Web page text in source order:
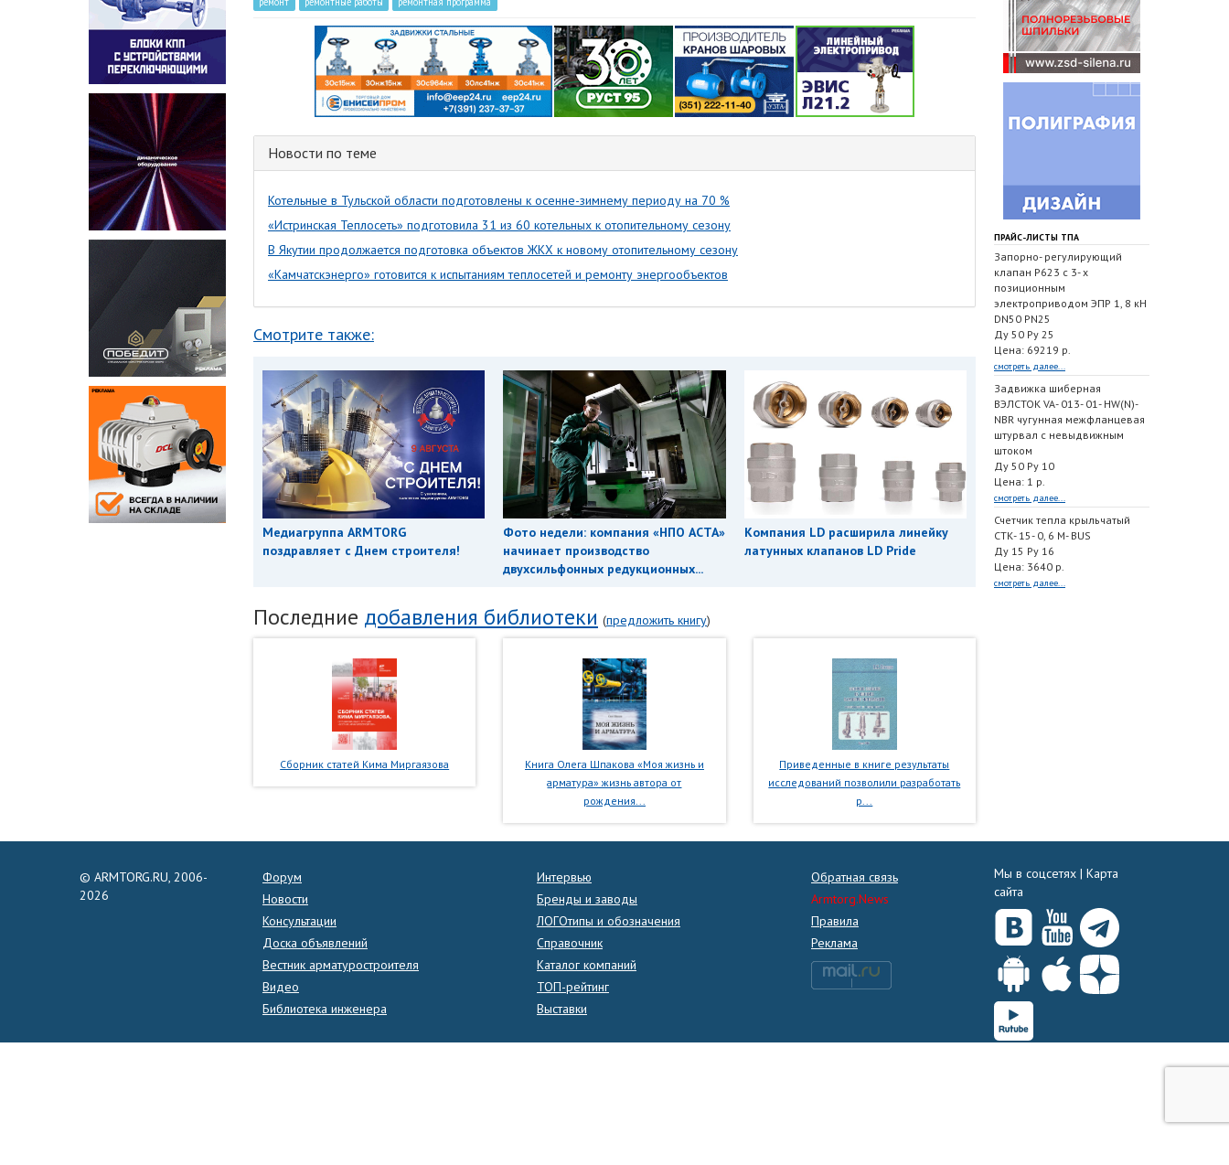
Новости по теме
Котельные в Тульской области подготовлены к осенне-зимнему периоду на 70 %
«Истринская Теплосеть» подготовила 31 из 60 котельных к отопительному сезону
В Якутии продолжается подготовка объектов ЖКХ к новому отопительному сезону
«Камчатскэнерго» готовится к испытаниям теплосетей и ремонту энергообъектов
Смотрите также:
Медиагруппа ARMTORG
поздравляет с Днем строителя!
Фото недели: компания «НПО АСТА»
начинает производство
двухсильфонных редукционных...
Компания LD расширила линейку
латунных клапанов LD Pride
Последние добавления библиотеки (предложить книгу)
Сборник статей Кима Миргаязова
Книга Олега Шпакова «Моя жизнь и
арматура» жизнь автора от
рождения...
Приведенные в книге результаты
исследований позволили разработать
р...
ПРАЙС-ЛИСТЫ ТПА
Запорно- регулирующий
клапан Р623 с 3- х
позиционным
электроприводом ЭПР 1, 8 кН
DN50 PN25
Ду 50 Ру 25
Цена: 69219 р.
смотреть далее...
Задвижка шиберная
ВЭЛСТОК VA- 013- 01- HW(N)-
NBR чугунная межфланцевая
штурвал с невыдвижным
штоком
Ду 50 Ру 10
Цена: 1 р.
смотреть далее...
Счетчик тепла крыльчатый
СТК- 15- 0, 6 M- BUS
Ду 15 Ру 16
Цена: 3640 р.
смотреть далее...
© ARMTORG.RU, 2006-
2026
Форум
Новости
Консультации
Доска объявлений
Вестник арматуростроителя
Видео
Библиотека инженера
Интервью
Бренды и заводы
ЛОГОтипы и обозначения
Справочник
Каталог компаний
ТОП-рейтинг
Выставки
Обратная связь
Armtorg.News
Правила
Реклама
Мы в соцсетях | Карта
сайта